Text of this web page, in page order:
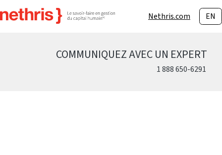
Nethris.com EN
COMMUNIQUEZ AVEC UN EXPERT
1 888 650-6291